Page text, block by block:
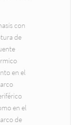
con
de
en el
en el
de